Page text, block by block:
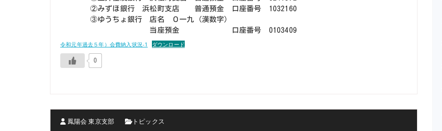
②みずほ銀行 浜松町支店 普通預金 口座番号 1032160
③ゆうちょ銀行 店名 ０一九（漢数字）
当座預金 口座番号 0103409
令和元年過去５年）会費納入状況-1
ダウンロード
0
鳳陽会 東京支部 トピックス